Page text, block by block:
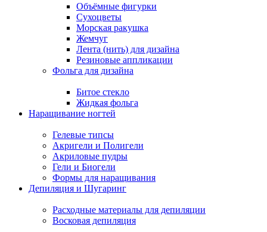
Объёмные фигурки
Сухоцветы
Морская ракушка
Жемчуг
Лента (нить) для дизайна
Резиновые аппликации
Фольга для дизайна
Битое стекло
Жидкая фольга
Наращивание ногтей
Гелевые типсы
Акригели и Полигели
Акриловые пудры
Гели и Биогели
Формы для наращивания
Депиляция и Шугаринг
Расходные материалы для депиляции
Восковая депиляция